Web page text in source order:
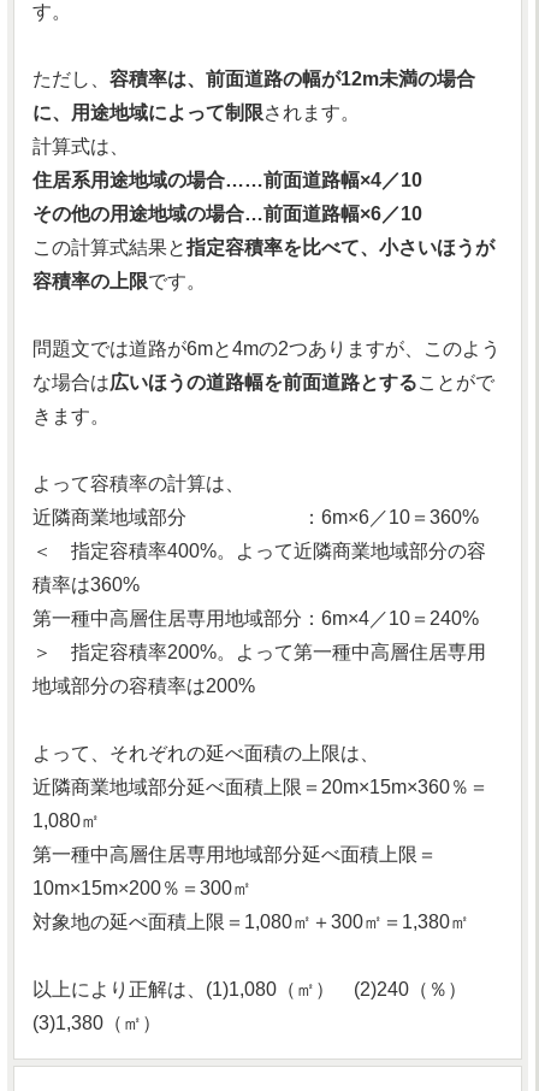
す。
ただし、 容積率は、前面道路の幅が12m未満の場合
に、用途地域によって制限されます。
計算式は、
住居系用途地域の場合……前面道路幅×4／10
その他の用途地域の場合…前面道路幅×6／10
この計算式結果と指定容積率を比べて、小さいほうが
容積率の上限です。
問題文では道路が6mと4mの2つありますが、このよう
な場合は広いほうの道路幅を前面道路とすることがで
きます。
よって容積率の計算は、
近隣商業地域部分 ：6m×6／10＝360%
＜ 指定容積率400%。よって近隣商業地域部分の容
積率は360%
第一種中高層住居専用地域部分：6m×4／10＝240%
＞ 指定容積率200%。よって第一種中高層住居専用
地域部分の容積率は200%
よって、それぞれの延べ面積の上限は、
近隣商業地域部分延べ面積上限＝20m×15m×360％＝
1,080㎡
第一種中高層住居専用地域部分延べ面積上限＝
10m×15m×200％＝300㎡
対象地の延べ面積上限＝1,080㎡＋300㎡＝1,380㎡
以上により正解は、(1)1,080（㎡） (2)240（％）
(3)1,380（㎡）